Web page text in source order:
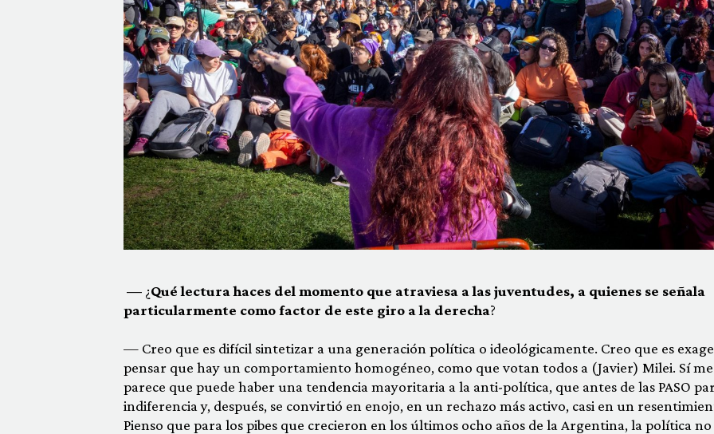
— ¿Qué lectura haces del momento que atraviesa a las juventudes, a quienes se señala
particularmente como factor de este giro a la derecha?
— Creo que es difícil sintetizar a una generación política o ideológicamente. Creo que es
pensar que hay un comportamiento homogéneo, como que votan todos a (Javier) Milei. Sí me
parece que puede haber una tendencia mayoritaria a la anti-política, que antes de las PASO
indiferencia y, después, se convirtió en enojo, en un rechazo más activo, casi en un
Pienso que para los pibes que crecieron en los últimos ocho años de la Argentina, la política no